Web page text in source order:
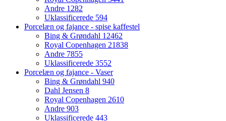
Andre 1282
Uklassificerede 594
Porcelæn og fajance - spise kaffestel
Bing & Grøndahl 12462
Royal Copenhagen 21838
Andre 7855
Uklassificerede 3552
Porcelæn og fajance - Vaser
Bing & Grøndahl 940
Dahl Jensen 8
Royal Copenhagen 2610
Andre 903
Uklassificerede 443